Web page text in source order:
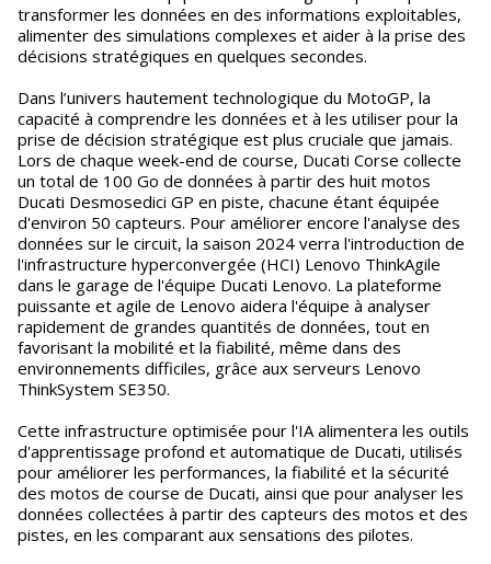
transformer les données en des informations exploitables,
alimenter des simulations complexes et aider à la prise des
décisions stratégiques en quelques secondes.
Dans l’univers hautement technologique du MotoGP, la
capacité à comprendre les données et à les utiliser pour la
prise de décision stratégique est plus cruciale que jamais.
Lors de chaque week-end de course, Ducati Corse collecte
un total de 100 Go de données à partir des huit motos
Ducati Desmosedici GP en piste, chacune étant équipée
d'environ 50 capteurs. Pour améliorer encore l'analyse des
données sur le circuit, la saison 2024 verra l'introduction de
l'infrastructure hyperconvergée (HCI) Lenovo ThinkAgile
dans le garage de l'équipe Ducati Lenovo. La plateforme
puissante et agile de Lenovo aidera l'équipe à analyser
rapidement de grandes quantités de données, tout en
favorisant la mobilité et la fiabilité, même dans des
environnements difficiles, grâce aux serveurs Lenovo
ThinkSystem SE350.
Cette infrastructure optimisée pour l'IA alimentera les outils
d'apprentissage profond et automatique de Ducati, utilisés
pour améliorer les performances, la fiabilité et la sécurité
des motos de course de Ducati, ainsi que pour analyser les
données collectées à partir des capteurs des motos et des
pistes, en les comparant aux sensations des pilotes.